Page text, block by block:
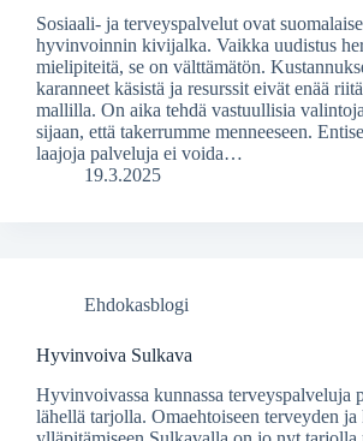
Sosiaali- ja terveyspalvelut ovat
hyvinvoinnin kivijalka. Vaikka uudistus
mielipiteitä, se on välttämätön.
karanneet käsistä ja resurssit eivät enää
mallilla. On aika tehdä vastuullisia
sijaan, että takerrumme menneeseen.
laajoja palveluja ei voida…
19.3.2025
Ehdokasblogi
Hyvinvoiva Sulkava
Hyvinvoivassa kunnassa terveyspalveluja
lähellä tarjolla. Omaehtoiseen terveyden ja